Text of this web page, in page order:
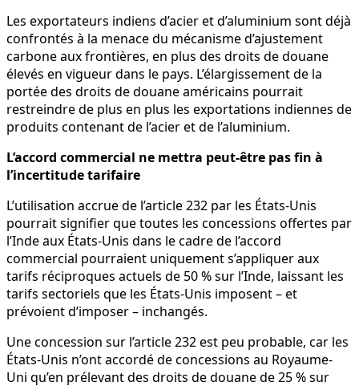
Les exportateurs indiens d’acier et d’aluminium sont déjà
confrontés à la menace du mécanisme d’ajustement
carbone aux frontières, en plus des droits de douane
élevés en vigueur dans le pays. L’élargissement de la
portée des droits de douane américains pourrait
restreindre de plus en plus les exportations indiennes de
produits contenant de l’acier et de l’aluminium.
L’accord commercial ne mettra peut-être pas fin à
l’incertitude tarifaire
L’utilisation accrue de l’article 232 par les États-Unis
pourrait signifier que toutes les concessions offertes par
l’Inde aux États-Unis dans le cadre de l’accord
commercial pourraient uniquement s’appliquer aux
tarifs réciproques actuels de 50 % sur l’Inde, laissant les
tarifs sectoriels que les États-Unis imposent – ​​et
prévoient d’imposer – inchangés.
Une concession sur l’article 232 est peu probable, car les
États-Unis n’ont accordé de concessions au Royaume-
Uni qu’en prélevant des droits de douane de 25 % sur